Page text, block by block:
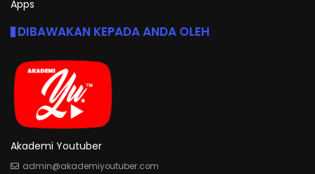
Apps
DIBAWAKAN KEPADA ANDA OLEH
Akademi Youtuber
admin@akademiyoutuber.com